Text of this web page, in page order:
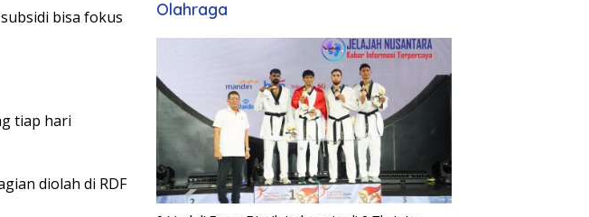
bisa fokus
tiap hari
diolah di RDF
Olahraga